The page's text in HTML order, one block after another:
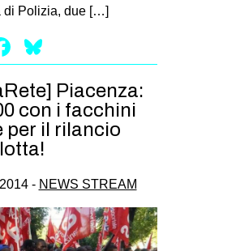
di Polizia, due […]
Facebook
Piacenza:
con i facchini
per il rilancio
- NEWS STREAM